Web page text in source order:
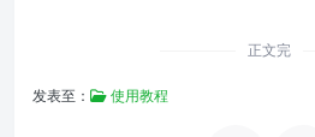
正文完
发表至： 使用教程